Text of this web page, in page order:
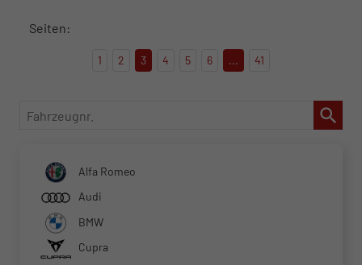
Seiten:
1 2 3 4 5 6 ... 41
Fahrzeugnr.
Alfa Romeo
Audi
BMW
Cupra